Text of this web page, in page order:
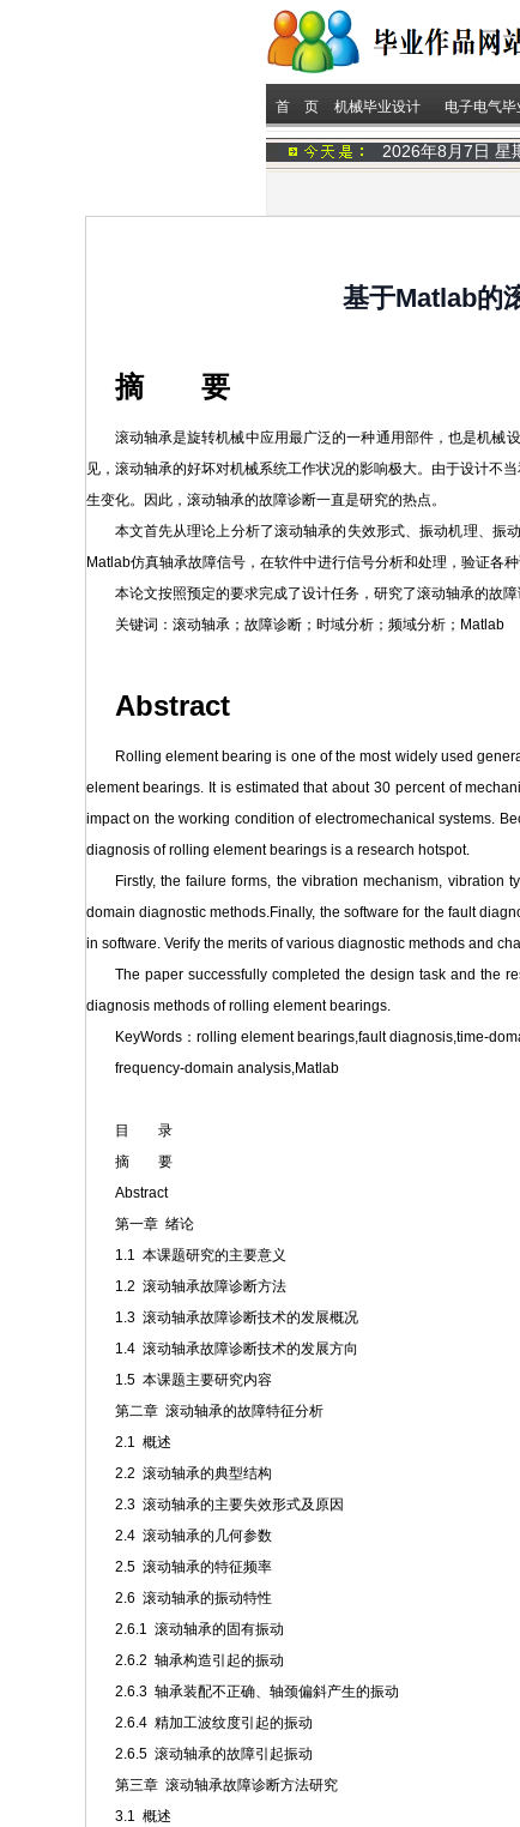
首 页 机械毕业设计 电子电气毕
2026年8月7日 星
基于Matlab的
摘 要
滚动轴承是旋转机械中应用最广泛的一种通用部件，也是机械
见，滚动轴承的好坏对机械系统工作状况的影响极大。由于设计不
生变化。因此，滚动轴承的故障诊断一直是研究的热点。
本文首先从理论上分析了滚动轴承的失效形式、振动机理、振
Matlab仿真轴承故障信号，在软件中进行信号分析和处理，验证各
本论文按照预定的要求完成了设计任务，研究了滚动轴承的故
关键词：滚动轴承；故障诊断；时域分析；频域分析；Matlab
Abstract
Rolling element bearing is one of the most widely used
element bearings. It is estimated that about 30 percent of
impact on the working condition of electromechanical systems.
diagnosis of rolling element bearings is a research hotspot.
Firstly, the failure forms, the vibration mechanism,
domain diagnostic methods.Finally, the software for the fault
in software. Verify the merits of various diagnostic methods and
The paper successfully completed the design task and the
diagnosis methods of rolling element bearings.
KeyWords：rolling element bearings,fault diagnosis,time-
frequency-domain analysis,Matlab
目 录
摘 要
Abstract
第一章 绪论
1.1 本课题研究的主要意义
1.2 滚动轴承故障诊断方法
1.3 滚动轴承故障诊断技术的发展概况
1.4 滚动轴承故障诊断技术的发展方向
1.5 本课题主要研究内容
第二章 滚动轴承的故障特征分析
2.1 概述
2.2 滚动轴承的典型结构
2.3 滚动轴承的主要失效形式及原因
2.4 滚动轴承的几何参数
2.5 滚动轴承的特征频率
2.6 滚动轴承的振动特性
2.6.1 滚动轴承的固有振动
2.6.2 轴承构造引起的振动
2.6.3 轴承装配不正确、轴颈偏斜产生的振动
2.6.4 精加工波纹度引起的振动
2.6.5 滚动轴承的故障引起振动
第三章 滚动轴承故障诊断方法研究
3.1 概述